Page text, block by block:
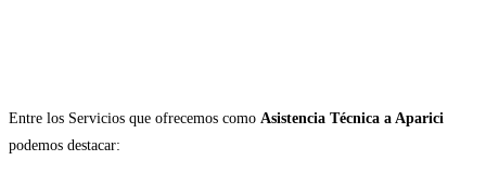
Entre los Servicios que ofrecemos como Asistencia Técnica a Aparici
podemos destacar: